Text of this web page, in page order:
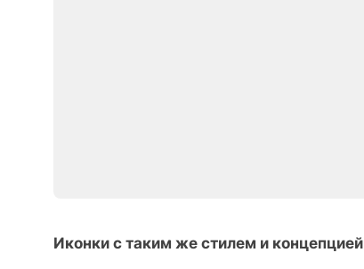
Иконки с таким же стилем и концепцией